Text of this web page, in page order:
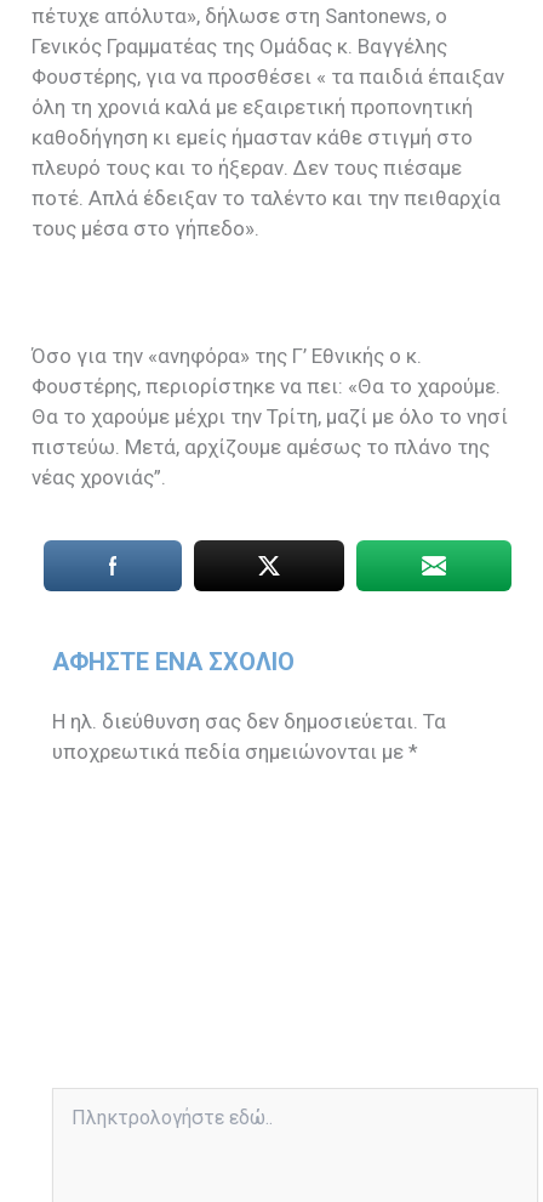
πέτυχε απόλυτα», δήλωσε στη Santonews, ο
Γενικός Γραμματέας της Ομάδας κ. Βαγγέλης
Φουστέρης, για να προσθέσει « τα παιδιά έπαιξαν
όλη τη χρονιά καλά με εξαιρετική προπονητική
καθοδήγηση κι εμείς ήμασταν κάθε στιγμή στο
πλευρό τους και το ήξεραν. Δεν τους πιέσαμε
ποτέ. Απλά έδειξαν το ταλέντο και την πειθαρχία
τους μέσα στο γήπεδο».
Όσο για την «ανηφόρα» της Γ’ Εθνικής ο κ.
Φουστέρης, περιορίστηκε να πει: «Θα το χαρούμε.
Θα το χαρούμε μέχρι την Τρίτη, μαζί με όλο το νησί
πιστεύω. Μετά, αρχίζουμε αμέσως το πλάνο της
νέας χρονιάς”.
ΑΦΉΣΤΕ ΈΝΑ ΣΧΌΛΙΟ
Η ηλ. διεύθυνση σας δεν δημοσιεύεται. Τα
υποχρεωτικά πεδία σημειώνονται με*
εδώ..